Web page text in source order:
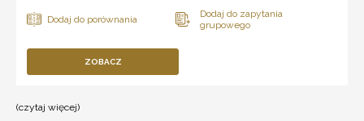
ZOBACZ
(czytaj więcej)